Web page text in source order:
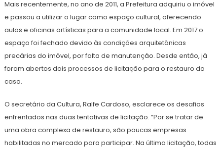
Mais recentemente, no ano de 2011, a Prefeitura adquiriu o imóvel
e passou a utilizar o lugar como espaço cultural, oferecendo
aulas e oficinas artísticas para a comunidade local. Em 2017 o
espaço foi fechado devido às condições arquitetônicas
precárias do imóvel, por falta de manutenção. Desde então, já
foram abertos dois processos de licitação para o restauro da
casa.
O secretário da Cultura, Ralfe Cardoso, esclarece os desafios
enfrentados nas duas tentativas de licitação. “Por se tratar de
uma obra complexa de restauro, são poucas empresas
habilitadas no mercado para participar. Na última licitação, todas